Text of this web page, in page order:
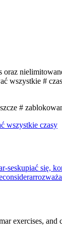
wszystkie #
#
wszystkie czasy
seskupiać się,
considerar
exercises, and